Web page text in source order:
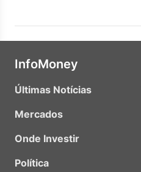
InfoMoney
Últimas Notícias
Mercados
Onde Investir
Política